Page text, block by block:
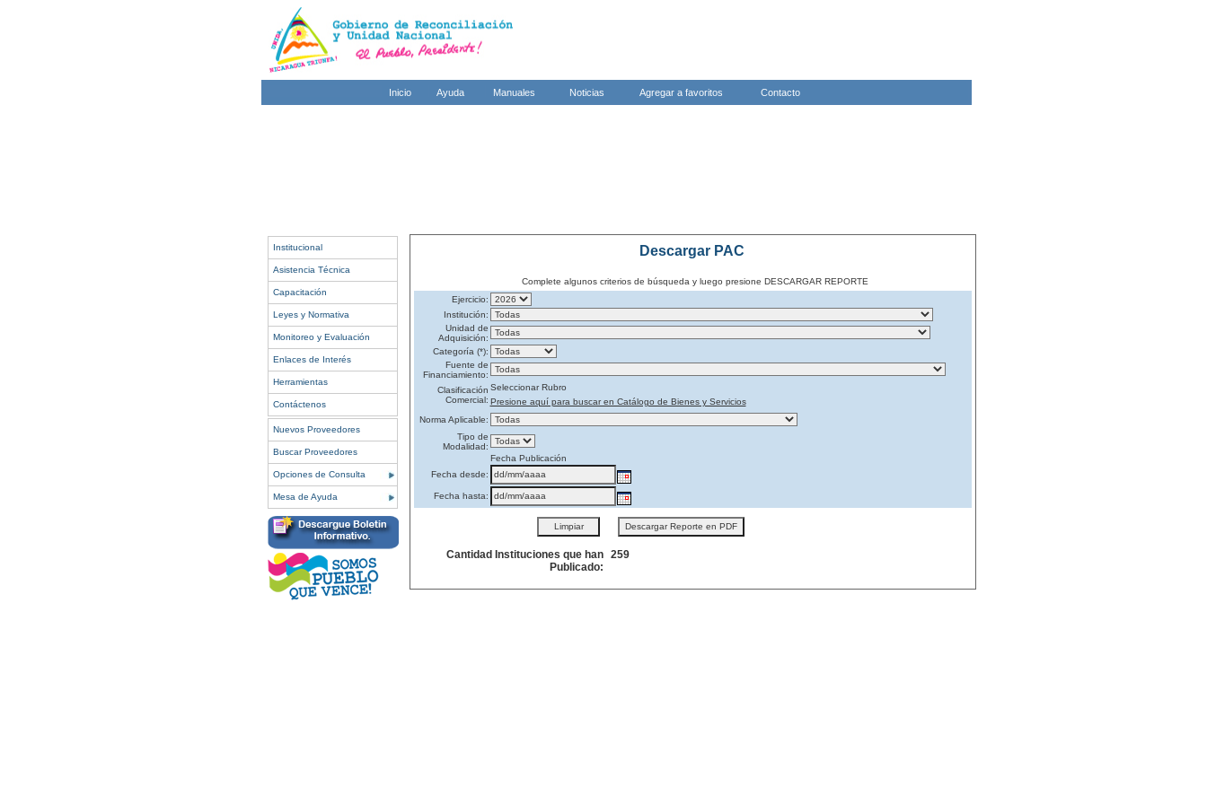
Inicio Ayuda Manuales Noticias Agregar a favoritos Contacto
Institucional
Asistencia Técnica
Capacitación
Leyes y Normativa
Monitoreo y Evaluación
Enlaces de Interés
Herramientas
Contáctenos
Nuevos Proveedores
Buscar Proveedores
Opciones de Consulta
Mesa de Ayuda
Descargar PAC
Complete algunos criterios de búsqueda y luego presione DESCARGAR REPORTE
Ejercicio:
Institución:
Unidad de
Adquisición:
Categoría (*):
Fuente de
Financiamiento:
Clasificación
Comercial:
Seleccionar Rubro
Presione aquí para buscar en Catálogo de Bienes y Servicios
Norma Aplicable:
Tipo de
Modalidad:
Fecha Publicación
Fecha desde:
Fecha hasta:
Cantidad Instituciones que han
Publicado:
259